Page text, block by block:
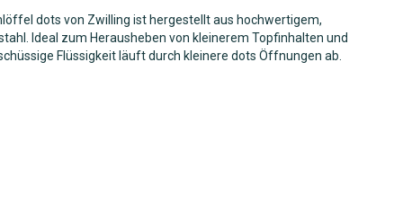
dots von Zwilling ist hergestellt aus hochwertigem,
Ideal zum Herausheben von kleinerem Topfinhalten und
Flüssigkeit läuft durch kleinere dots Öffnungen ab.